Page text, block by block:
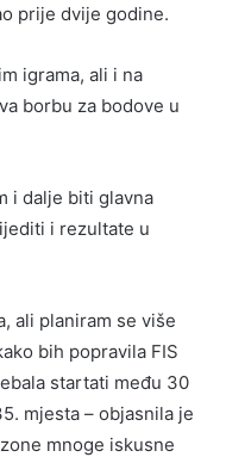
prije dvije godine.
igrama, ali i na
borbu za bodove u
i dalje biti glavna
i rezultate u
ali planiram se više
bih popravila FIS
startati među 30
mjesta – objasnila je
mnoge iskusne